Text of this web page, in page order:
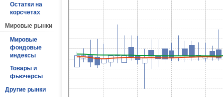
Остатки на
корсчетах
Мировые рынки
Мировые
фондовые
индексы
Товары и
фьючерсы
Другие рынки